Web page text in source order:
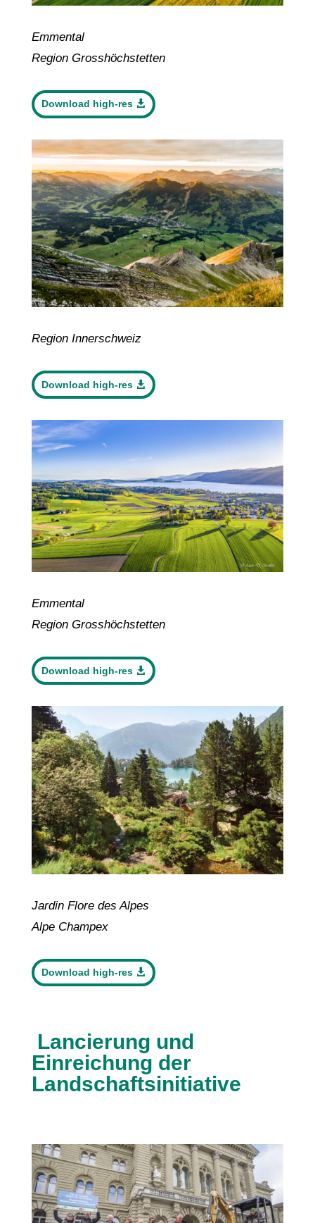
Emmental
Region Grosshöchstetten
Download high-res
Region Innerschweiz
Download high-res
Emmental
Region Grosshöchstetten
Download high-res
Jardin Flore des Alpes
Alpe Champex
Download high-res
Lancierung und
Einreichung der
Landschaftsinitiative